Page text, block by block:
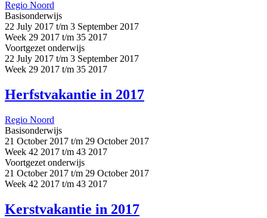
Regio Noord
Basisonderwijs
22 July 2017 t/m 3 September 2017
Week 29 2017 t/m 35 2017
Voortgezet onderwijs
22 July 2017 t/m 3 September 2017
Week 29 2017 t/m 35 2017
Herfstvakantie in 2017
Regio Noord
Basisonderwijs
21 October 2017 t/m 29 October 2017
Week 42 2017 t/m 43 2017
Voortgezet onderwijs
21 October 2017 t/m 29 October 2017
Week 42 2017 t/m 43 2017
Kerstvakantie in 2017